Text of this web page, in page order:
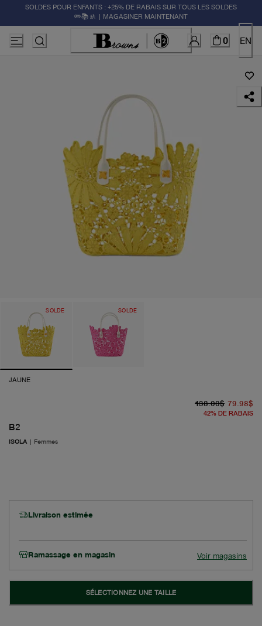
SOLDES POUR ENFANTS : +25% DE RABAIS SUR TOUS LES SOLDES
✏️📚🚸 | MAGASINER MAINTENANT
0 EN
SOLDE SOLDE
JAUNE
B2
ISOLA | Femmes
138.00$ 79.98$
42% DE RABAIS
Livraison estimée
Ramassage en magasin Voir magasins
SÉLECTIONNEZ UNE TAILLE